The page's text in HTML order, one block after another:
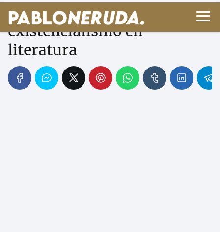
Sartre y Camus:
existencialismo en
literatura